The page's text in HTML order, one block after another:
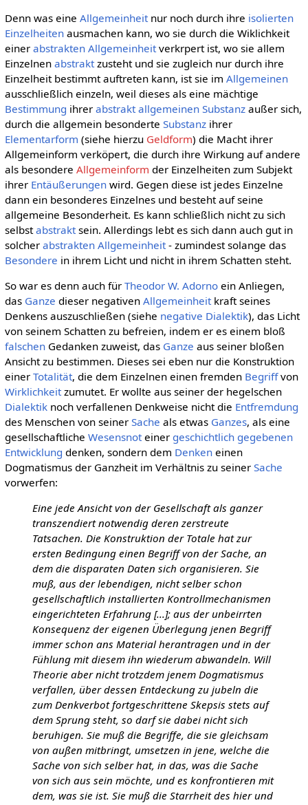
Denn was eine Allgemeinheitnur noch durch ihre isolierten
Einzelheitenausmachen kann, wo sie durch die Wiklichkeit
einer abstrakten Allgemeinheitverkrpert ist, wo sie allem
Einzelnen abstraktzusteht und sie zugleich nur durch ihre
Einzelheit bestimmt auftreten kann, ist sie im Allgemeinen
ausschließlich einzeln, weil dieses als eine mächtige
Bestimmung ihrer abstrakt allgemeinen Substanzaußer sich,
durch die allgemein besonderte Substanzihrer
Elementarform (siehe hierzu Geldform) die Macht ihrer
Allgemeinform verköpert, die durch ihre Wirkung auf andere
als besondere Allgemeinform der Einzelheiten zum Subjekt
ihrer Entäußerungenwird. Gegen diese ist jedes Einzelne
dann ein besonderes Einzelnes und besteht auf seine
allgemeine Besonderheit. Es kann schließlich nicht zu sich
selbstabstraktsein. Allerdings lebt es sich dann auch gut in
solcher abstrakten Allgemeinheit- zumindest solange das
Besondere in ihrem Licht und nicht in ihrem Schatten steht.
So war es denn auch für Theodor W. Adornoein Anliegen,
das Ganze dieser negativen Allgemeinheitkraft seines
Denkens auszuschließen (siehe negative Dialektik), das Licht
von seinem Schatten zu befreien, indem er es einem bloß
falschenGedanken zuweist, das Ganze aus seiner bloßen
Ansicht zu bestimmen. Dieses sei eben nur die Konstruktion
einer Totalität, die dem Einzelnen einen fremden Begriffvon
Wirklichkeitzumutet. Er wollte aus seiner der hegelschen
Dialektiknoch verfallenen Denkweise nicht die Entfremdung
des Menschen von seiner Sache als etwas Ganzes, als eine
gesellschaftliche Wesensnoteiner geschichtlich gegebenen
Entwicklung denken, sondern dem Denkeneinen
Dogmatismus der Ganzheit im Verhältnis zu seiner Sache
vorwerfen:
Eine jede Ansicht von der Gesellschaft als ganzer
transzendiert notwendig deren zerstreute
Tatsachen. Die Konstruktion der Totale hat zur
ersten Bedingung einen Begriff von der Sache, an
dem die disparaten Daten sich organisieren. Sie
muß, aus der lebendigen, nicht selber schon
gesellschaftlich installierten Kontrollmechanismen
eingerichteten Erfahrung [...]; aus der unbeirrten
Konsequenz der eigenen Überlegung jenen Begriff
immer schon ans Material herantragen und in der
Fühlung mit diesem ihn wiederum abwandeln. Will
Theorie aber nicht trotzdem jenem Dogmatismus
verfallen, über dessen Entdeckung zu jubeln die
zum Denkverbot fortgeschrittene Skepsis stets auf
dem Sprung steht, so darf sie dabei nicht sich
beruhigen. Sie muß die Begriffe, die sie gleichsam
von außen mitbringt, umsetzen in jene, welche die
Sache von sich selber hat, in das, was die Sache
von sich aus sein möchte, und es konfrontieren mit
dem, was sie ist. Sie muß die Starrheit des hier und